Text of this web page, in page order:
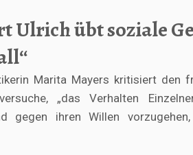
Ulrich übt soziale
Marita Mayers kritisiert den
„das Verhalten
gegen ihren Willen